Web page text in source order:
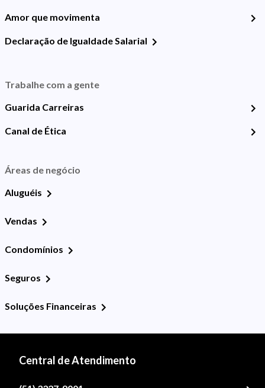
Amor que movimenta
Declaração de Igualdade Salarial
Trabalhe com a gente
Guarida Carreiras
Canal de Ética
Áreas de negócio
Aluguéis
Vendas
Condomínios
Seguros
Soluções Financeiras
Central de Atendimento